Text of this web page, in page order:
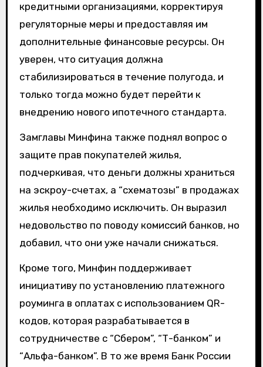
кредитными организациями, корректируя
регуляторные меры и предоставляя им
дополнительные финансовые ресурсы. Он
уверен, что ситуация должна
стабилизироваться в течение полугода, и
только тогда можно будет перейти к
внедрению нового ипотечного стандарта.
Замглавы Минфина также поднял вопрос о
защите прав покупателей жилья,
подчеркивая, что деньги должны храниться
на эскроу-счетах, а “схематозы” в продажах
жилья необходимо исключить. Он выразил
недовольство по поводу комиссий банков, но
добавил, что они уже начали снижаться.
Кроме того, Минфин поддерживает
инициативу по установлению платежного
роуминга в оплатах с использованием QR-
кодов, которая разрабатывается в
сотрудничестве с “Сбером”, “Т-банком” и
“Альфа-банком”. В то же время Банк России